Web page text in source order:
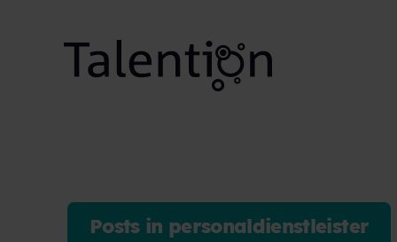
Posts in personaldienstleister